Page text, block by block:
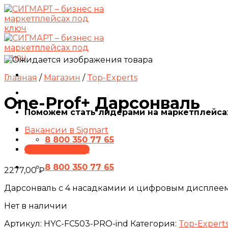
Skip
to
content
Поможем стать лидерами на
Вакансии в Sigmart
8 800 350 77 65
ПРЕЗЕНТАЦИЯ
8 800 350 77 65
Главная / Магазин / Top-Experts
One-Prof+ Дарсонваль
2277,00₽
Дарсонваль с 4 насадкамии и цифровым
Нет в наличии
Артикул: HYC-FC503-PRO-ind Категория: Top-